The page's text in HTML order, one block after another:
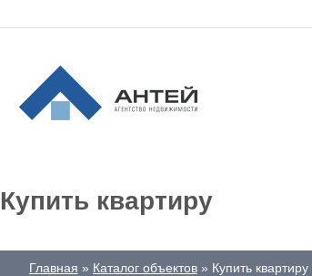
Купить квартиру
Главная Каталог объектов Купить квартиру